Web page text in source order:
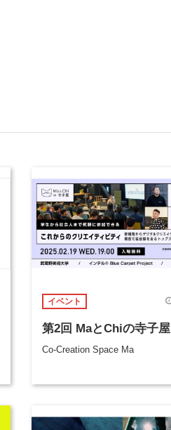
イベント
第2回 MaとChiの寺子屋
Co-Creation Space Ma